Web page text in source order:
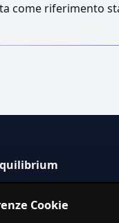
come riferimento
in Italia.
Cookie